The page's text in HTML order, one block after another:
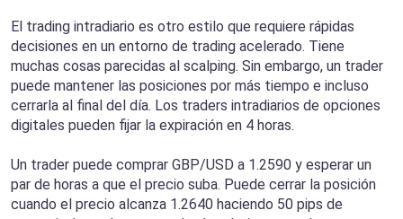
El trading intradiario es otro estilo que requiere rápidas
decisiones en un entorno de trading acelerado. Tiene
muchas cosas parecidas al scalping. Sin embargo, un trader
puede mantener las posiciones por más tiempo e incluso
cerrarla al final del día. Los traders intradiarios de opciones
digitales pueden fijar la expiración en 4 horas.
Un trader puede comprar GBP/USD a 1.2590 y esperar un
par de horas a que el precio suba. Puede cerrar la posición
cuando el precio alcanza 1.2640 haciendo 50 pips de